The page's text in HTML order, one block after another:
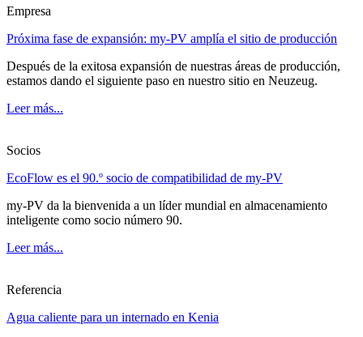
Empresa
Próxima fase de expansión: my-PV amplía el sitio de producción
Después de la exitosa expansión de nuestras áreas de producción,
estamos dando el siguiente paso en nuestro sitio en Neuzeug.
Leer más...
Socios
EcoFlow es el 90.º socio de compatibilidad de my-PV
my-PV da la bienvenida a un líder mundial en almacenamiento
inteligente como socio número 90.
Leer más...
Referencia
Agua caliente para un internado en Kenia